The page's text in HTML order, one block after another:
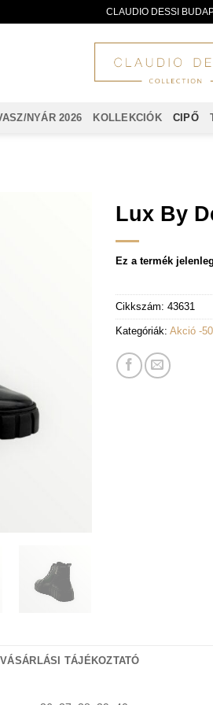
CLAUDIO DESSI
NYÁR 2026 KOLLEKCIÓK CIPŐ
Lux By
Ez a termék
Cikkszám: 43631
Kategóriák: Akció -
TÁJÉKOZTATÓ